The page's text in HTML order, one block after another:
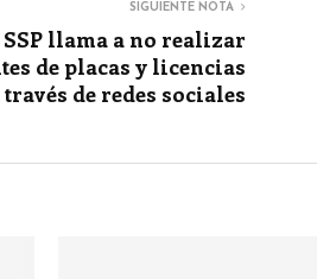
SIGUIENTE NOTA
SSP llama a no realizar
de placas y licencias
través de redes sociales